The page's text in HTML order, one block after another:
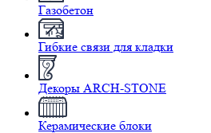
Газобетон
Гибкие связи для кладки
Декоры ARCH-STONE
Керамические блоки